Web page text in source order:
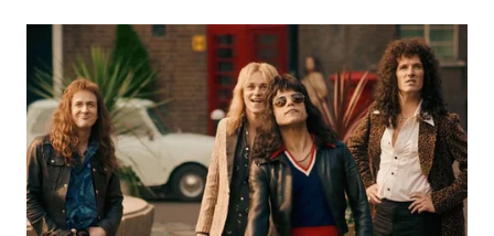
WN
DEPOK
WN
TAPANULI
UTARA